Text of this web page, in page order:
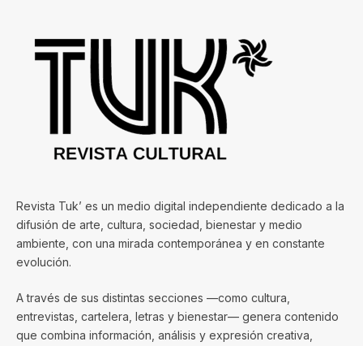
Revista Tuk’ es un medio digital independiente dedicado a la
difusión de arte, cultura, sociedad, bienestar y medio
ambiente, con una mirada contemporánea y en constante
evolución.
A través de sus distintas secciones —como cultura,
entrevistas, cartelera, letras y bienestar— genera contenido
que combina información, análisis y expresión creativa,